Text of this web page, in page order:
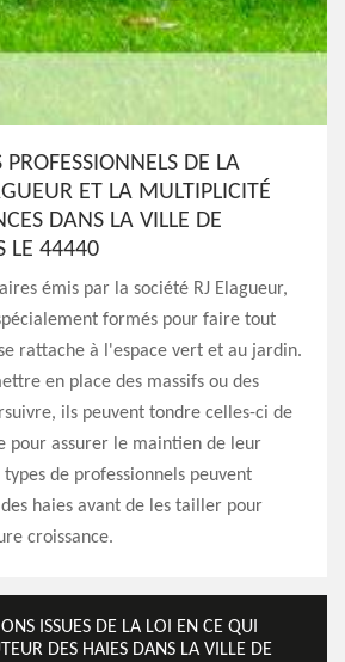
PROFESSIONNELS DE LA
ET LA MULTIPLICITÉ
DANS LA VILLE DE
LE 44440
émis par la société RJ Elagueur,
formés pour faire tout
rattache à l'espace vert et au jardin.
en place des massifs ou des
ils peuvent tondre celles-ci de
pour assurer le maintien de leur
de professionnels peuvent
haies avant de les tailler pour
croissance.
ISSUES DE LA LOI EN CE QUI
DES HAIES DANS LA VILLE DE